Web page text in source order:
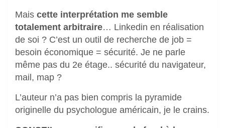
Mais cette interprétation me semble
totalement arbitraire… Linkedin en réalisation
de soi ? C’est un outil de recherche de job =
besoin économique = sécurité. Je ne parle
même pas du 2e étage.. sécurité du navigateur,
mail, map ?
L’auteur n’a pas bien compris la pyramide
originelle du psychologue américain, je le crains.